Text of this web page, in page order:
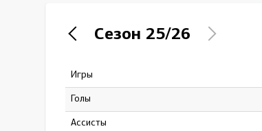
Северсталь
Сезон 25/26
Игры
Голы
Ассисты